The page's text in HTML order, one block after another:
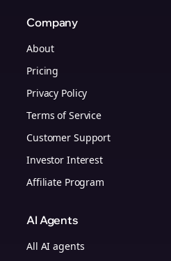
Company
About
Pricing
Privacy Policy
Terms of Service
Customer Support
Investor Interest
Affiliate Program
AI Agents
All AI agents